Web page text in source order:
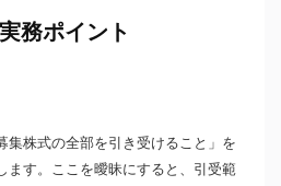
務ポイント
集株式の全部を引き受けること」を
ます。ここを曖昧にすると、引受範